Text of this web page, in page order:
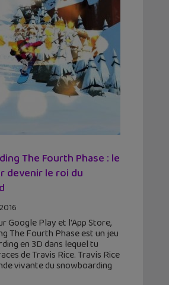
The Fourth Phase : le
devenir le roi du
Google Play et l'App Store,
The Fourth Phase est un jeu
en 3D dans lequel tu
de Travis Rice. Travis Rice
vivante du snowboarding